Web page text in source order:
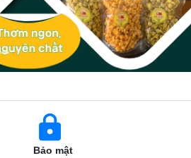
Bảo mật